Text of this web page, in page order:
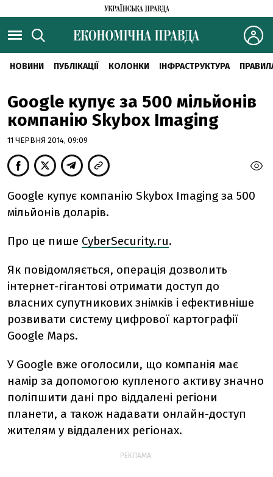
НОВИНИ ПУБЛІКАЦІЇ КОЛОНКИ ІНФРАСТРУКТУРА
Google купує за 500 мільйонів
компанію Skybox Imaging
11 ЧЕРВНЯ 2014, 09:09
Google купує компанію Skybox Imaging за 500
мільйонів доларів.
Про це пише CyberSecurity.ru.
Як повідомляється, операція дозволить
інтернет-гігантові отримати доступ до
власних супутникових знімків і ефективніше
розвивати систему цифрової картографії
Google Maps.
У Google вже оголосили, що компанія має
намір за допомогою купленого активу значно
поліпшити дані про віддалені регіони
планети, а також надавати онлайн-доступ
жителям у віддалених регіонах.
РЕКЛАМА: